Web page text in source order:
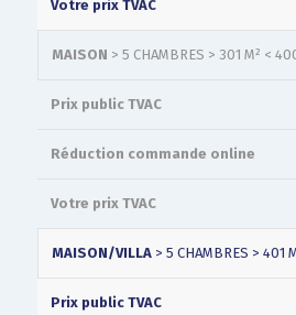
MAISON > 5 CHAMBRES > 301 M² <
MAISON/VILLA> 5 CHAMBRES > 401